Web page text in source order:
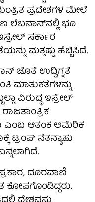
ಪ್ರದೇಶಗಳ ಮೇಲೆ
ಲೆಬನಾನ್‌ನಲ್ಲಿ ಭೂ
ಸರ್ಕಾರ
ಮತ್ತಷ್ಟು ಹೆಚ್ಚಿಸಿದೆ.
ಜೊತೆ ಉದ್ವಿಗ್ನತೆ
ಮಾತುಕತೆಗಳನ್ನು
ವಿರುದ್ಧ ಇಸ್ರೇಲ್
ಎಂಬ ಆತಂಕ ಅಮೆರಿಕ
ಟ್ರಂಪ್ ನೆತನ್ಯಾಹು
ದೂರವಾಣಿ